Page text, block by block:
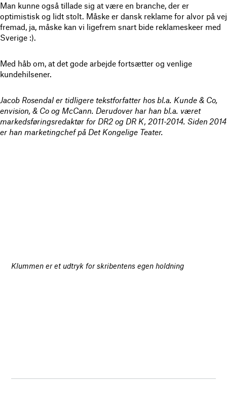
Man kunne også tillade sig at være en branche, der er
optimistisk og lidt stolt. Måske er dansk reklame for alvor på vej
fremad, ja, måske kan vi ligefrem snart bide reklameskeer med
Sverige :).
Med håb om, at det gode arbejde fortsætter og venlige
kundehilsener.
Jacob Rosendal er tidligere tekstforfatter hos bl.a. Kunde & Co,
envision, & Co og McCann. Derudover har han bl.a. været
markedsføringsredaktør for DR2 og DR K, 2011-2014. Siden 2014
er han marketingchef på Det Kongelige Teater.
Klummen er et udtryk for skribentens egen holdning